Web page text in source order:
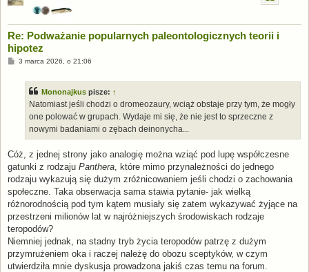
Re: Podważanie popularnych paleontologicznych teorii i
hipotez
P3 marca 2026, o 21:06
Mononajkus pisze: ↑
Natomiast jeśli chodzi o dromeozaury, wciąż obstaje przy tym, że mogły
one polować w grupach. Wydaje mi się, że nie jest to sprzeczne z
nowymi badaniami o zębach deinonycha...
Cóż, z jednej strony jako analogię można wziąć pod lupę współczesne
gatunki z rodzaju Panthera , które mimo przynależności do jednego
rodzaju wykazują się dużym zróżnicowaniem jeśli chodzi o zachowania
społeczne. Taka obserwacja sama stawia pytanie- jak wielką
różnorodnością pod tym kątem musiały się zatem wykazywać żyjące na
przestrzeni milionów lat w najróżniejszych środowiskach rodzaje
teropodów?
Niemniej jednak, na stadny tryb życia teropodów patrzę z dużym
przymrużeniem oka i raczej należę do obozu sceptyków, w czym
utwierdziła mnie dyskusja prowadzona jakiś czas temu na forum.